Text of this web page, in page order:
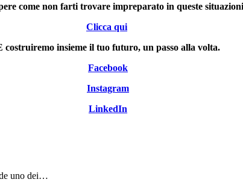
come non farti trovare impreparato in queste
Clicca qui
costruiremo insieme il tuo futuro, un passo alla volta.
Facebook
Instagram
LinkedIn
uno dei…